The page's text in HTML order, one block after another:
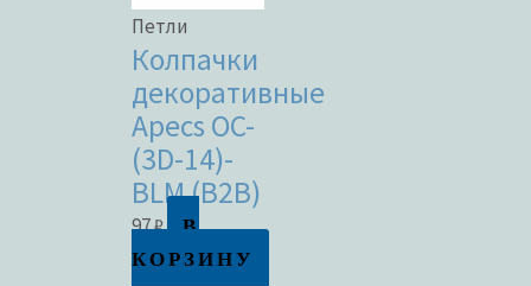
Петли
Колпачки
декоративные
Apecs OC-
(3D-14)-
BLM (B2B)
97₽
В
КОРЗИНУ